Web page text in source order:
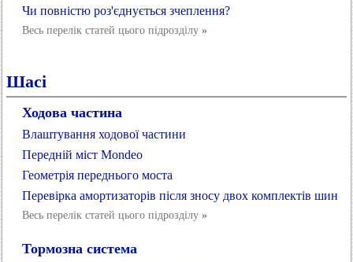
Чи повністю роз'єднується зчеплення?
Весь перелік статей цього підрозділу »
Шасі
Ходова частина
Влаштування ходової частини
Передній міст Mondeo
Геометрія переднього моста
Перевірка амортизаторів після зносу двох комплектів шин
Весь перелік статей цього підрозділу »
Тормозна система